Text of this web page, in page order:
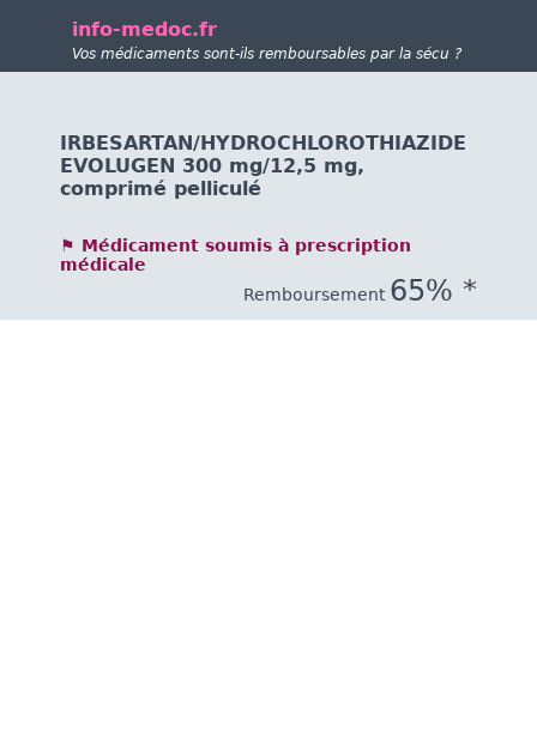
info-medoc.fr
Vos médicaments sont-ils remboursables par la sécu ?
IRBESARTAN/HYDROCHLOROTHIAZIDE
EVOLUGEN 300 mg/12,5 mg,
comprimé pelliculé
⚑ Médicament soumis à prescription
médicale
Remboursement 65% *